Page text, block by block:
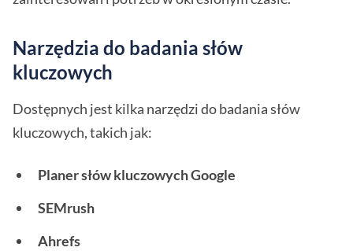
Narzędzia do badania słów
kluczowych
Dostępnych jest kilka narzędzi do badania słów
kluczowych, takich jak:
Planer słów kluczowych Google
SEMrush
Ahrefs